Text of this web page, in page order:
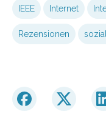
IEEE Internet
Rezensionen